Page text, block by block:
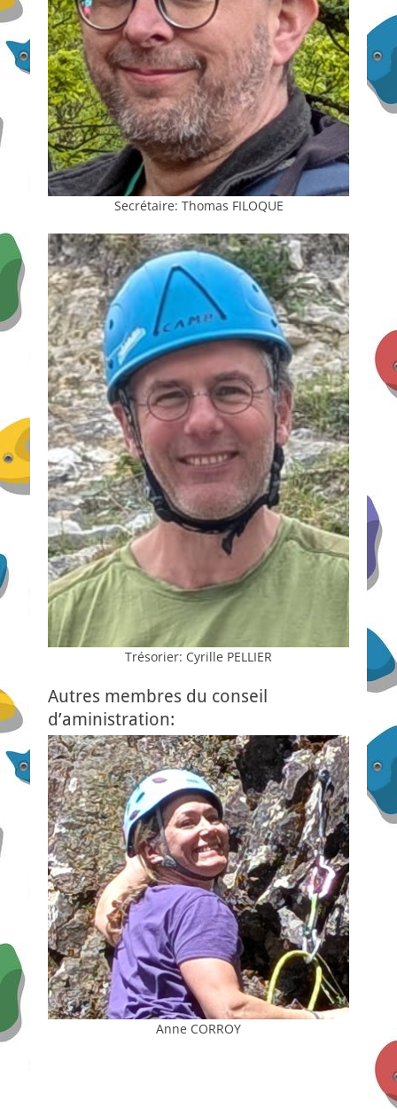
Secrétaire: Thomas FILOQUE
Trésorier: Cyrille PELLIER
Autres membres du conseil
d’aministration:
Anne CORROY